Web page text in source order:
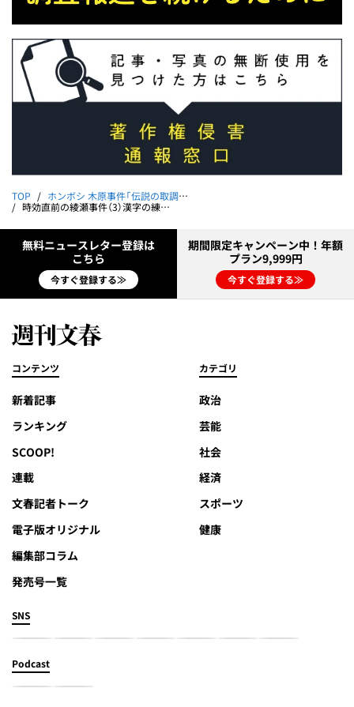
TOP ホンボシ 木原事件「伝説の取調官」捜査秘録
時効直前の綾瀬事件（3）漢字の練習｜ホンボシ 木原事件「伝説の取調官」捜査秘録 第20回
無料ニュースレター登録は
こちら
今すぐ登録する≫
期間限定キャンペーン中！年額
プラン9,999円
今すぐ登録する≫
コンテンツ
新着記事
ランキング
SCOOP!
連載
文春記者トーク
電子版オリジナル
編集部コラム
発売号一覧
カテゴリ
政治
芸能
社会
経済
スポーツ
健康
SNS
Podcast